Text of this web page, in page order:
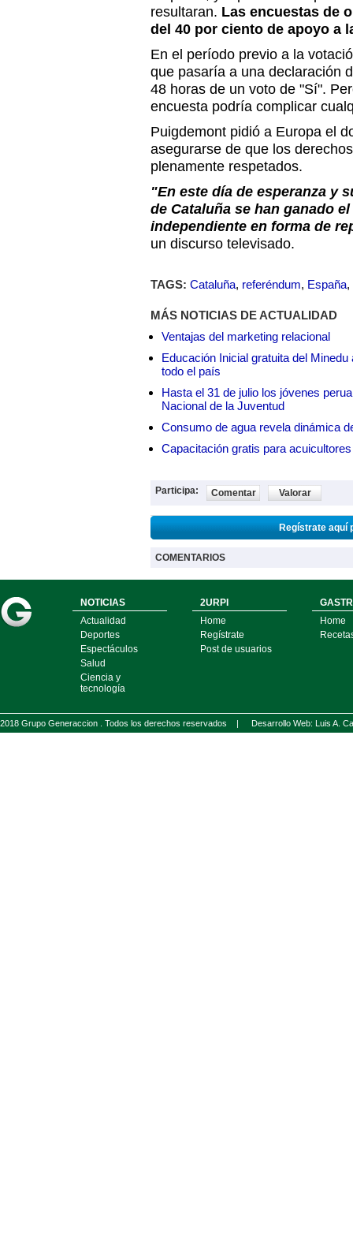
resultaran. Las encuestas de
del 40 por ciento de apoyo a
En el período previo a la
que pasaría a una declaración
48 horas de un voto de "Sí".
encuesta podría complicar
Puigdemont pidió a Europa el
asegurarse de que los
plenamente respetados.
"En este día de esperanza y
de Cataluña se han ganado
independiente en forma de
un discurso televisado.
TAGS: Cataluña, referéndum, España,
MÁS NOTICIAS DE ACTUALIDAD
Ventajas del marketing relacional
Educación Inicial gratuita del
todo el país
Hasta el 31 de julio los jóvenes
Nacional de la Juventud
Consumo de agua revela dinámica
Capacitación gratis para
Participa: Comentar Valorar
Regístrate aquí
COMENTARIOS
NOTICIAS
Actualidad
Deportes
Espectáculos
Salud
Ciencia y
tecnología
2URPI
Home
Regístrate
Post de usuarios
Home
2018 Grupo Generaccion . Todos los derechos reservados | Desarrollo Web: Luis